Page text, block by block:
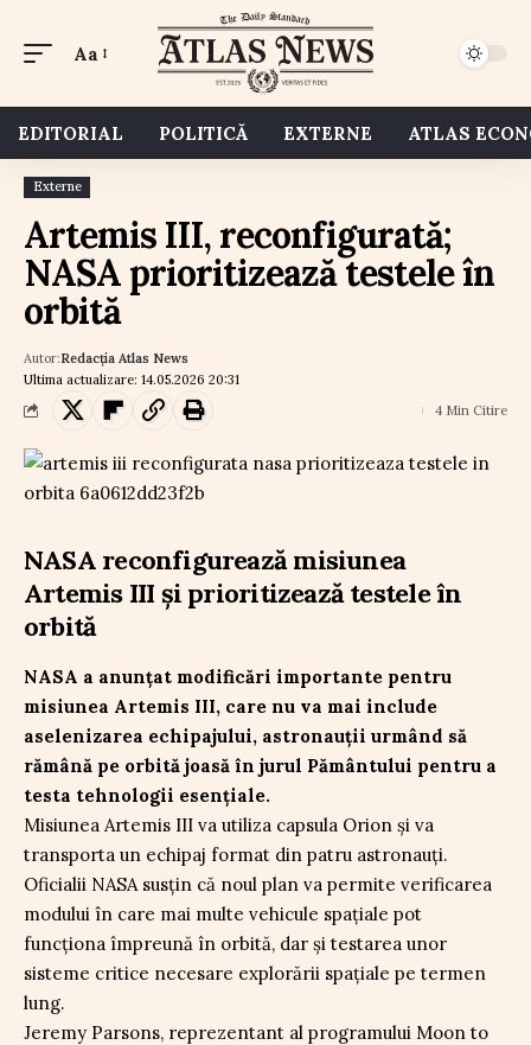
Aa
EDITORIAL POLITICĂ EXTERNE ATLAS
Externe
Artemis III, reconfigurată;
NASA prioritizează testele în
orbită
Ultima actualizare: 14.05.2026 20:31
Autor:Redacția Atlas News
4 Min Citire
NASA reconfigurează misiunea
Artemis III și prioritizează testele în
orbită
NASA a anunțat modificări importante pentru
misiunea Artemis III, care nu va mai include
aselenizarea echipajului, astronauții urmând să
rămână pe orbită joasă în jurul Pământului pentru a
testa tehnologii esențiale.
Misiunea Artemis III va utiliza capsula Orion și va
transporta un echipaj format din patru astronauți.
Oficialii NASA susțin că noul plan va permite verificarea
modului în care mai multe vehicule spațiale pot
funcționa împreună în orbită, dar și testarea unor
sisteme critice necesare explorării spațiale pe termen
lung.
Jeremy Parsons, reprezentant al programului Moon to